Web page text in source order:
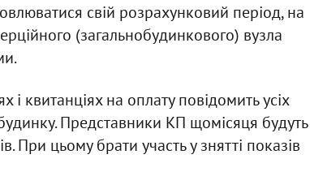
свій розрахунковий період, на
(загальнобудинкового) вузла
квитанціях на оплату повідомить усіх
Представники КП щомісяця будуть
При цьому брати участь у знятті показів